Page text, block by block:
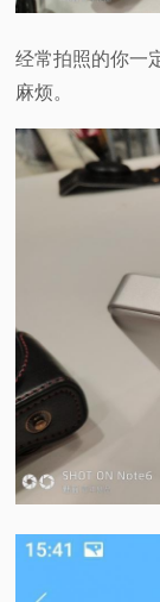
经常拍照的你一
麻烦。